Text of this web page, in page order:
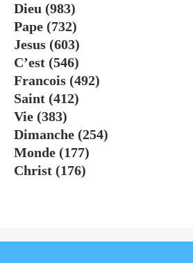
Dieu (983)
Pape (732)
Jesus (603)
C’est (546)
Francois (492)
Saint (412)
Vie (383)
Dimanche (254)
Monde (177)
Christ (176)